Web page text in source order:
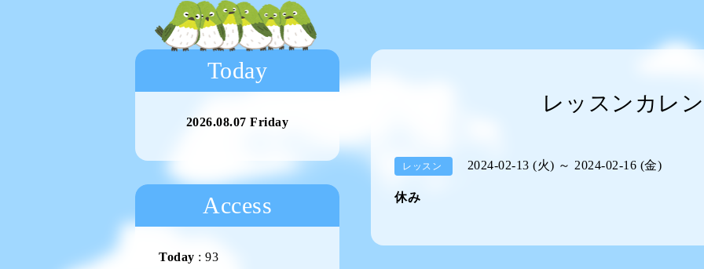
レッスンカレ
レッスン 2024-02-13 (火) ～ 2024-02-16 (金)
休み
Today
2026.08.07 Friday
Access
Today : 93